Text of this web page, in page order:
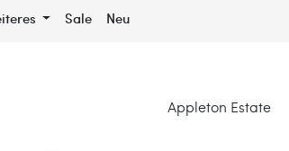
Sale Neu
Appleton Estate